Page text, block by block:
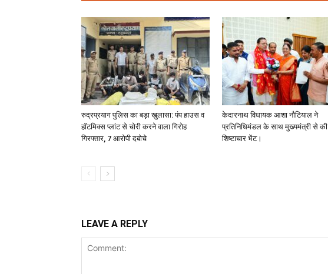
रुद्रप्रयाग पुलिस का बड़ा खुलासा: पंप हाउस व
हॉटमिक्स प्लांट से चोरी करने वाला गिरोह
गिरफ्तार, 7 आरोपी दबोचे
केदारनाथ विधायक आशा नौटियाल ने
प्रतिनिधिमंडल के साथ मुख्यमंत्री से की
शिष्टाचार भेंट।
LEAVE A REPLY